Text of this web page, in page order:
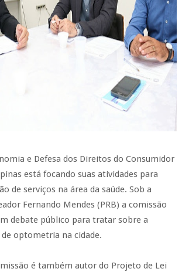
e Defesa dos Direitos do Consumidor
está focando suas atividades para
de serviços na área da saúde. Sob a
Fernando Mendes (PRB) a comissão
debate público para tratar sobre a
optometria na cidade.
é também autor do Projeto de Lei